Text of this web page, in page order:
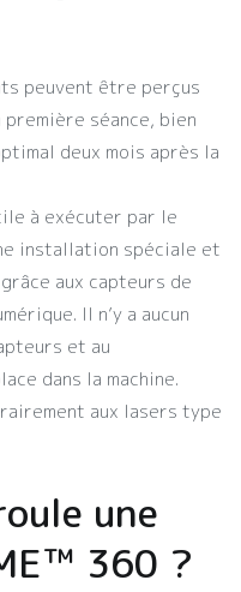
peuvent être perçus
séance, bien
deux mois après la
à exécuter par le
installation spéciale et
aux capteurs de
Il n’y a aucun
et au
dans la machine.
aux lasers type
une
360 ?